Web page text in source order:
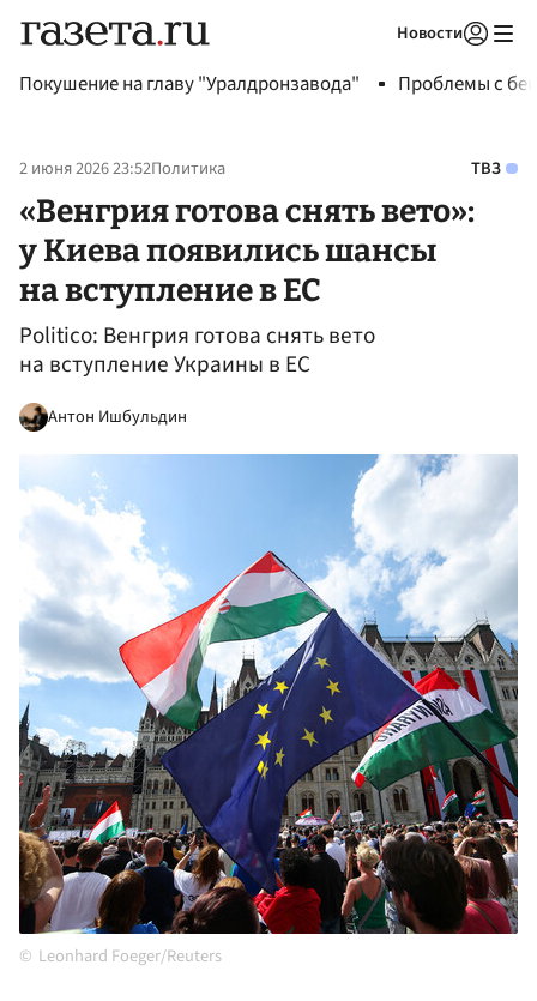
Новости
Покушение на главу "Уралдронзавода" Проблемы с
2 июня 2026 23:52Политика ТВЗ
«Венгрия готова снять вето»:
у Киева появились шансы
на вступление в ЕС
Politico: Венгрия готова снять вето
на вступление Украины в ЕС
Антон Ишбульдин
Leonhard Foeger/Reuters